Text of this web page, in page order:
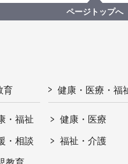
ページトップへ
育
・福祉
・相談
健康・医療・福
健康・医療
福祉・介護